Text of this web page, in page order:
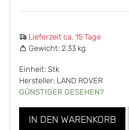
Lieferzeit ca. 15 Tage
Gewicht: 2.33 kg
Einheit: Stk
Hersteller: LAND ROVER
GÜNSTIGER GESEHEN?
IN DEN WARENKORB